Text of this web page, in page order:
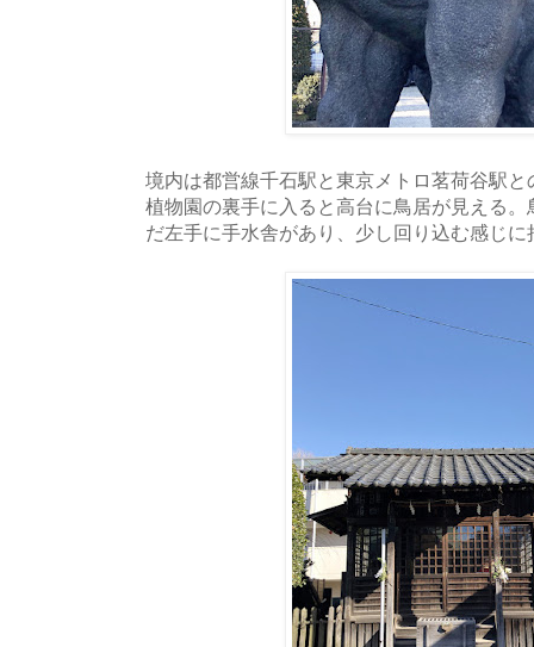
境内は都営線千石駅と東京メトロ茗荷谷駅
植物園の裏手に入ると高台に鳥居が見える
だ左手に手水舎があり、少し回り込む感じに